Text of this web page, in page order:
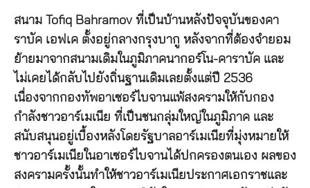
สนาม Tofiq Bahramov ที่เป็นบ้านหลังปัจจุบันของคา
ราบัค เอฟเค ตั้งอยู่กลางกรุงบากู หลังจากที่ต้องจำยอม
ย้ายมาจากสนามเดิมในภูมิภาคนากอร์โน-คาราบัค และ
ไม่เคยได้กลับไปยังถิ่นฐานเดิมเลยตั้งแต่ปี 2536
เนื่องจากกองทัพอาเซอร์ไบจานแพ้สงครามให้กับกอง
กำลังชาวอาร์เมเนีย ที่เป็นชนกลุ่มใหญ่ในภูมิภาค และ
สนับสนุนอยู่เบื้องหลังโดยรัฐบาลอาร์เมเนียที่มุ่งหมายให้
ชาวอาร์เมเนียในอาเซอร์ไบจานได้ปกครองตนเอง ผลของ
สงครามครั้งนั้นทำให้ชาวอาร์เมเนียประกาศเอกราชและ